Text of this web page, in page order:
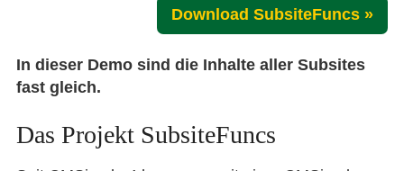
Download SubsiteFuncs »
In dieser Demo sind die Inhalte aller Subsites
fast gleich.
Das Projekt SubsiteFuncs